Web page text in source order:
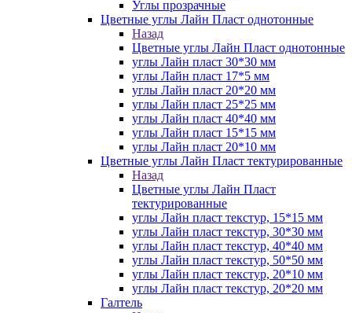
Углы прозрачные
Цветные углы Лайн Пласт однотонные
Назад
Цветные углы Лайн Пласт однотонные
углы Лайн пласт 30*30 мм
углы Лайн пласт 17*5 мм
углы Лайн пласт 20*20 мм
углы Лайн пласт 25*25 мм
углы Лайн пласт 40*40 мм
углы Лайн пласт 15*15 мм
углы Лайн пласт 20*10 мм
Цветные углы Лайн Пласт тектурированные
Назад
Цветные углы Лайн Пласт
тектурированные
углы Лайн пласт текстур, 15*15 мм
углы Лайн пласт текстур, 30*30 мм
углы Лайн пласт текстур, 40*40 мм
углы Лайн пласт текстур, 50*50 мм
углы Лайн пласт текстур, 20*10 мм
углы Лайн пласт текстур, 20*20 мм
Галтель